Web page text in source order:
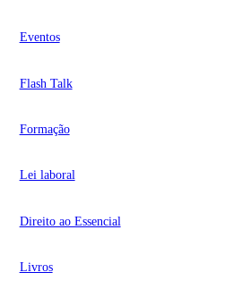
Eventos
Flash Talk
Formação
Lei laboral
Direito ao Essencial
Livros